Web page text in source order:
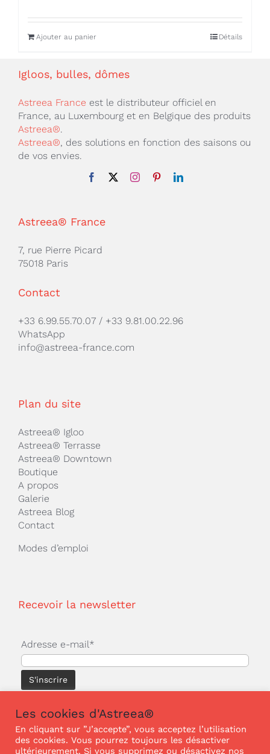
Ajouter au panier Détails
Igloos, bulles, dômes
Astreea France est le distributeur officiel en
France, au Luxembourg et en Belgique des produits
Astreea®.
Astreea®, des solutions en fonction des saisons ou
de vos envies.
Astreea® France
7, rue Pierre Picard
75018 Paris
Contact
+33 6.99.55.70.07/ +33 9.81.00.22.96
WhatsApp
info@astreea-france.com
Plan du site
Astreea® Igloo
Astreea® Terrasse
Astreea® Downtown
Boutique
A propos
Galerie
Astreea Blog
Contact
Modes d’emploi
Recevoir la newsletter
Adresse e-mail*
© Copyright 2025 | ASTREEA® | Tous droits
Les cookies d'Astreea®
En cliquant sur ”J’accepte”, vous acceptez l’utilisation
des cookies. Vous pourrez toujours les désactiver
ultérieurement. Si vous supprimez ou désactivez nos